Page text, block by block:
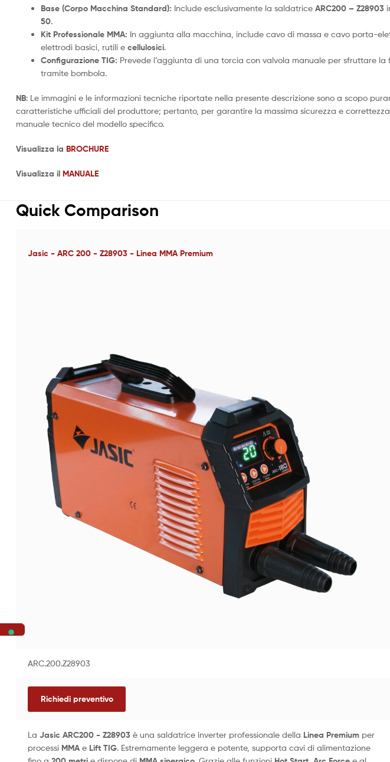
Base (Corpo Macchina Standard): Include esclusivamente la saldatrice ARC200 – Z28903
50.
Kit Professionale MMA: In aggiunta alla macchina, include cavo di massa e cavo porta-
elettrodi basici, rutili e cellulosici.
Configurazione TIG: Prevede l’aggiunta di una torcia con valvola manuale per sfruttare la
tramite bombola.
NB: Le immagini e le informazioni tecniche riportate nella presente descrizione sono a scopo
caratteristiche ufficiali del produttore; pertanto, per garantire la massima sicurezza e
manuale tecnico del modello specifico.
Visualizza la BROCHURE
Visualizza il MANUALE
Quick Comparison
Jasic - ARC 200 - Z28903 - Linea MMA Premium
ARC.200.Z28903
Richiedi preventivo
La Jasic ARC200 - Z28903 è una saldatrice inverter professionale della Linea Premiumper
processi MMAe Lift TIG. Estremamente leggera e potente, supporta cavi di alimentazione